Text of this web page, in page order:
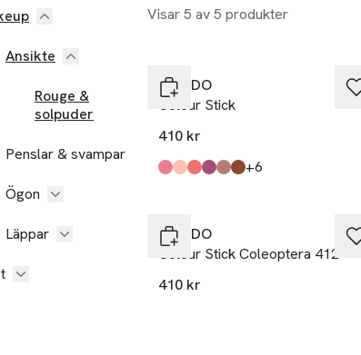
Ansikte
Rouge &
solpuder
Penslar & svampar
Ögon
Läppar
Visar 5 av 5 produkter
BYREDO
Colour Stick
410 kr
Produkten finns i färgerna:
Flower Play 593,
Vienna 404,
Babi 525,
Sick Pink 499,
Great Sands 554
La Scène 434,+6till
BYREDO
Colour Stick Coleoptera 412
410 kr